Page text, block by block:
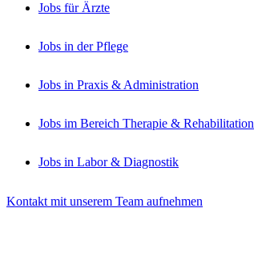
Jobs für Ärzte
Jobs in der Pflege
Jobs in Praxis & Administration
Jobs im Bereich Therapie & Rehabilitation
Jobs in Labor & Diagnostik
Kontakt mit unserem Team aufnehmen